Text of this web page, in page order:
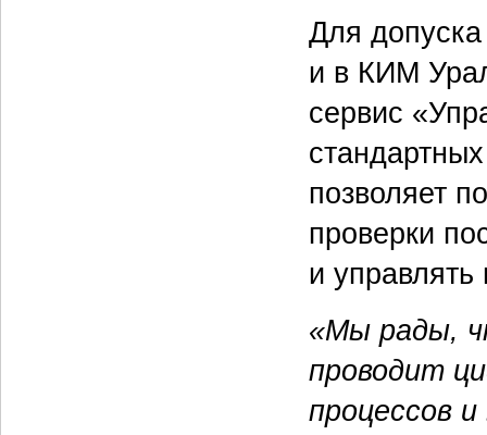
Для допуска
и в КИМ
сервис
позволяет
проверки
и
«Мы рады,
проводит
процессов